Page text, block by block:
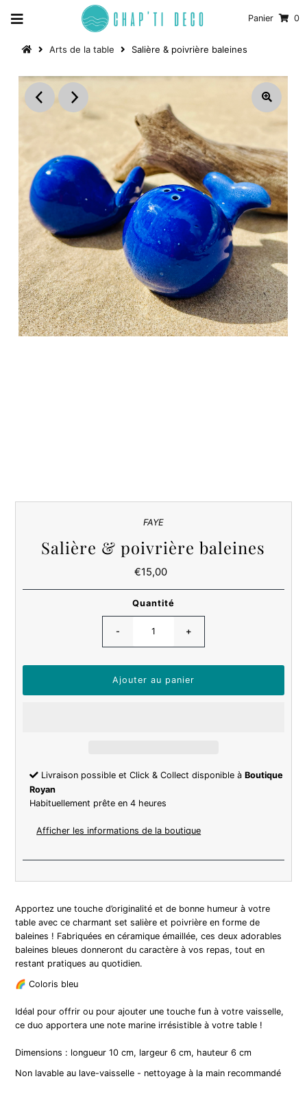
Panier 0
Arts de la table Salière & poivrière baleines
FAYE
Salière & poivrière baleines
Prix
€15,00
Quantité
- +
Livraison possible et Click & Collect disponible àBoutique
Royan
Habituellement prête en 4 heures
Afficher les informations de la boutique
Apportez une touche d’originalité et de bonne humeur à votre
table avec ce charmant set salière et poivrière en forme de
baleines ! Fabriquées en céramique émaillée, ces deux adorables
baleines bleues donneront du caractère à vos repas, tout en
restant pratiques au quotidien.
🌈 Coloris bleu
Idéal pour offrir ou pour ajouter une touche fun à votre vaisselle,
ce duo apportera une note marine irrésistible à votre table !
Dimensions : longueur 10 cm, largeur 6 cm, hauteur 6 cm
Non lavable au lave-vaisselle - nettoyage à la main recommandé